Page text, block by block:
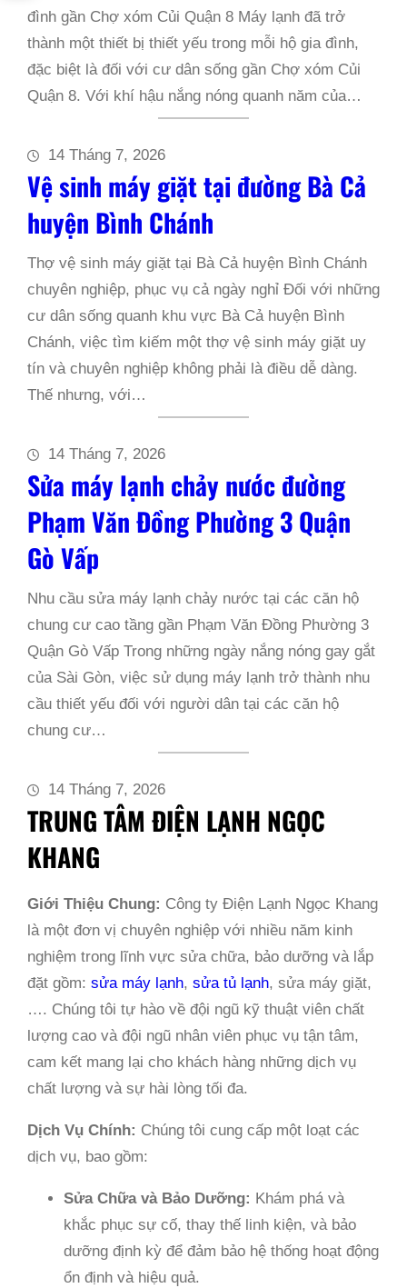
đình gần Chợ xóm Củi Quận 8 Máy lạnh đã trở
thành một thiết bị thiết yếu trong mỗi hộ gia đình,
đặc biệt là đối với cư dân sống gần Chợ xóm Củi
Quận 8. Với khí hậu nắng nóng quanh năm của…
14 Tháng 7, 2026
Vệ sinh máy giặt tại đường Bà Cả
huyện Bình Chánh
Thợ vệ sinh máy giặt tại Bà Cả huyện Bình Chánh
chuyên nghiệp, phục vụ cả ngày nghỉ Đối với những
cư dân sống quanh khu vực Bà Cả huyện Bình
Chánh, việc tìm kiếm một thợ vệ sinh máy giặt uy
tín và chuyên nghiệp không phải là điều dễ dàng.
Thế nhưng, với…
14 Tháng 7, 2026
Sửa máy lạnh chảy nước đường
Phạm Văn Đồng Phường 3 Quận
Gò Vấp
Nhu cầu sửa máy lạnh chảy nước tại các căn hộ
chung cư cao tầng gần Phạm Văn Đồng Phường 3
Quận Gò Vấp Trong những ngày nắng nóng gay gắt
của Sài Gòn, việc sử dụng máy lạnh trở thành nhu
cầu thiết yếu đối với người dân tại các căn hộ
chung cư…
14 Tháng 7, 2026
TRUNG TÂM ĐIỆN LẠNH NGỌC
KHANG
Giới Thiệu Chung: Công ty Điện Lạnh Ngọc Khang
là một đơn vị chuyên nghiệp với nhiều năm kinh
nghiệm trong lĩnh vực sửa chữa, bảo dưỡng và lắp
đặt gồm: sửa máy lạnh, sửa tủ lạnh, sửa máy giặt,
…. Chúng tôi tự hào về đội ngũ kỹ thuật viên chất
lượng cao và đội ngũ nhân viên phục vụ tận tâm,
cam kết mang lại cho khách hàng những dịch vụ
chất lượng và sự hài lòng tối đa.
Dịch Vụ Chính: Chúng tôi cung cấp một loạt các
dịch vụ, bao gồm:
Sửa Chữa và Bảo Dưỡng: Khám phá và
khắc phục sự cố, thay thế linh kiện, và bảo
dưỡng định kỳ để đảm bảo hệ thống hoạt động
ổn định và hiệu quả.